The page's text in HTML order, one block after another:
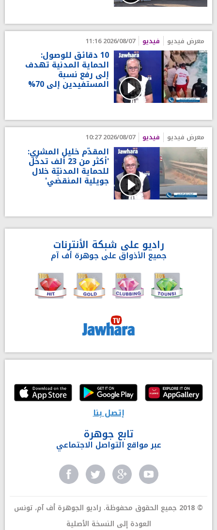
معرض فيديو فيديو 2026/08/07 11:16
10 دقائق للوصول:
الحماية المدنية تهدف
إلى رفع نسبة
المستفيدين إلى 70%
معرض فيديو فيديو 2026/08/07 10:27
المقدّم خليل المشري:
'أكثر من 23 ألف تدخّل
للحماية المدنيّة خلال
جويلية المنقضي'
راديو على شبكة الأنترنات
جميع الأذواق على جوهرة أف آم
إتصل بنا
تابع جوهرة
عبر مواقع التواصل الاجتماعي
© 2018 جميع الحقوق محفوظة. راديو الجوهرة أف آم، تونس
العودة إلى النسخة الأصلية